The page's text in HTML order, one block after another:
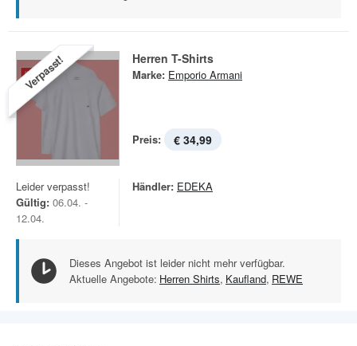
Verpasst! Herren T-Shirts
Marke: Emporio Armani
Preis: € 34,99
Leider verpasst!
Gültig: 06.04. -
12.04.
Händler: EDEKA
Dieses Angebot ist leider nicht mehr verfügbar.
Aktuelle Angebote: Herren Shirts, Kaufland, REWE